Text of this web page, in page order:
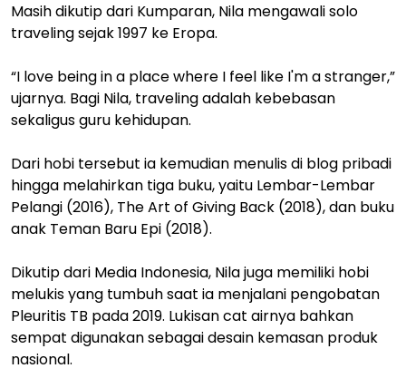
Masih dikutip dari Kumparan, Nila mengawali solo
traveling sejak 1997 ke Eropa.
“I love being in a place where I feel like I'm a stranger,”
ujarnya. Bagi Nila, traveling adalah kebebasan
sekaligus guru kehidupan.
Dari hobi tersebut ia kemudian menulis di blog pribadi
hingga melahirkan tiga buku, yaitu Lembar-Lembar
Pelangi (2016), The Art of Giving Back (2018), dan buku
anak Teman Baru Epi (2018).
Dikutip dari Media Indonesia, Nila juga memiliki hobi
melukis yang tumbuh saat ia menjalani pengobatan
Pleuritis TB pada 2019. Lukisan cat airnya bahkan
sempat digunakan sebagai desain kemasan produk
nasional.